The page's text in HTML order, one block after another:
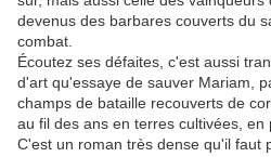
devenus des barbares couverts du
combat.
Écoutez ses défaites, c'est aussi
d'art qu'essaye de sauver Mariam,
champs de bataille recouverts de
au fil des ans en terres cultivées, en
C'est un roman très dense qu'il faut